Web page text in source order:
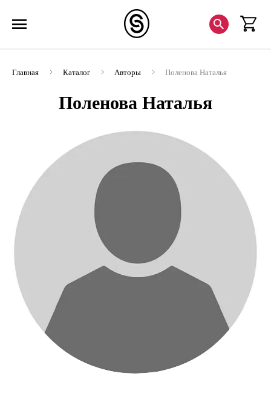
Главная Каталог Авторы Поленова Наталья
Поленова Наталья